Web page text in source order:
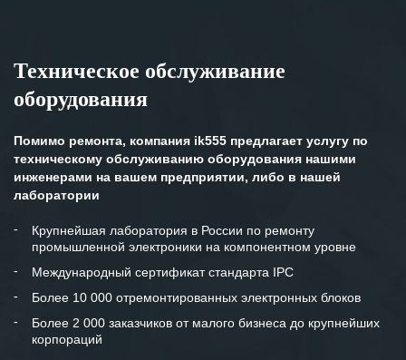
Техническое обслуживание
оборудования
Помимо ремонта, компания ik555 предлагает услугу по
техническому обслуживанию оборудования нашими
инженерами на вашем предприятии, либо в нашей
лаборатории
Крупнейшая лаборатория в России по ремонту
промышленной электроники на компонентном уровне
Международный сертификат стандарта IPC
Более 10 000 отремонтированных электронных блоков
Более 2 000 заказчиков от малого бизнеса до крупнейших
корпораций